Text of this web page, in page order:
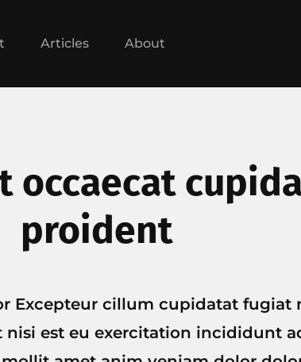
Articles About
occaecat
proident
Excepteur cillum cupidatat fugiat
est eu exercitation incididunt